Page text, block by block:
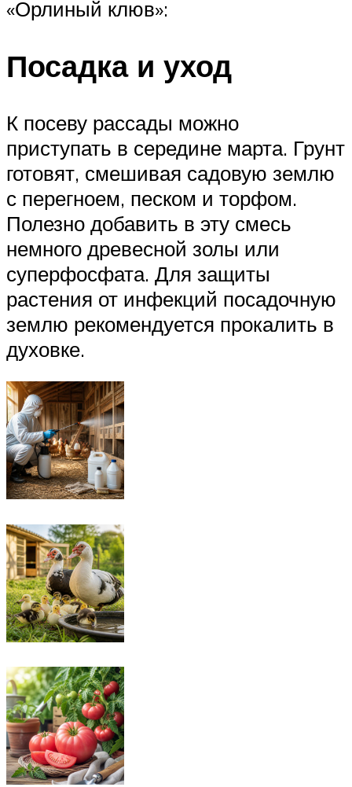
«Орлиный клюв»:
Посадка и уход
К посеву рассады можно
приступать в середине марта. Грунт
готовят, смешивая садовую землю
с перегноем, песком и торфом.
Полезно добавить в эту смесь
немного древесной золы или
суперфосфата. Для защиты
растения от инфекций посадочную
землю рекомендуется прокалить в
духовке.